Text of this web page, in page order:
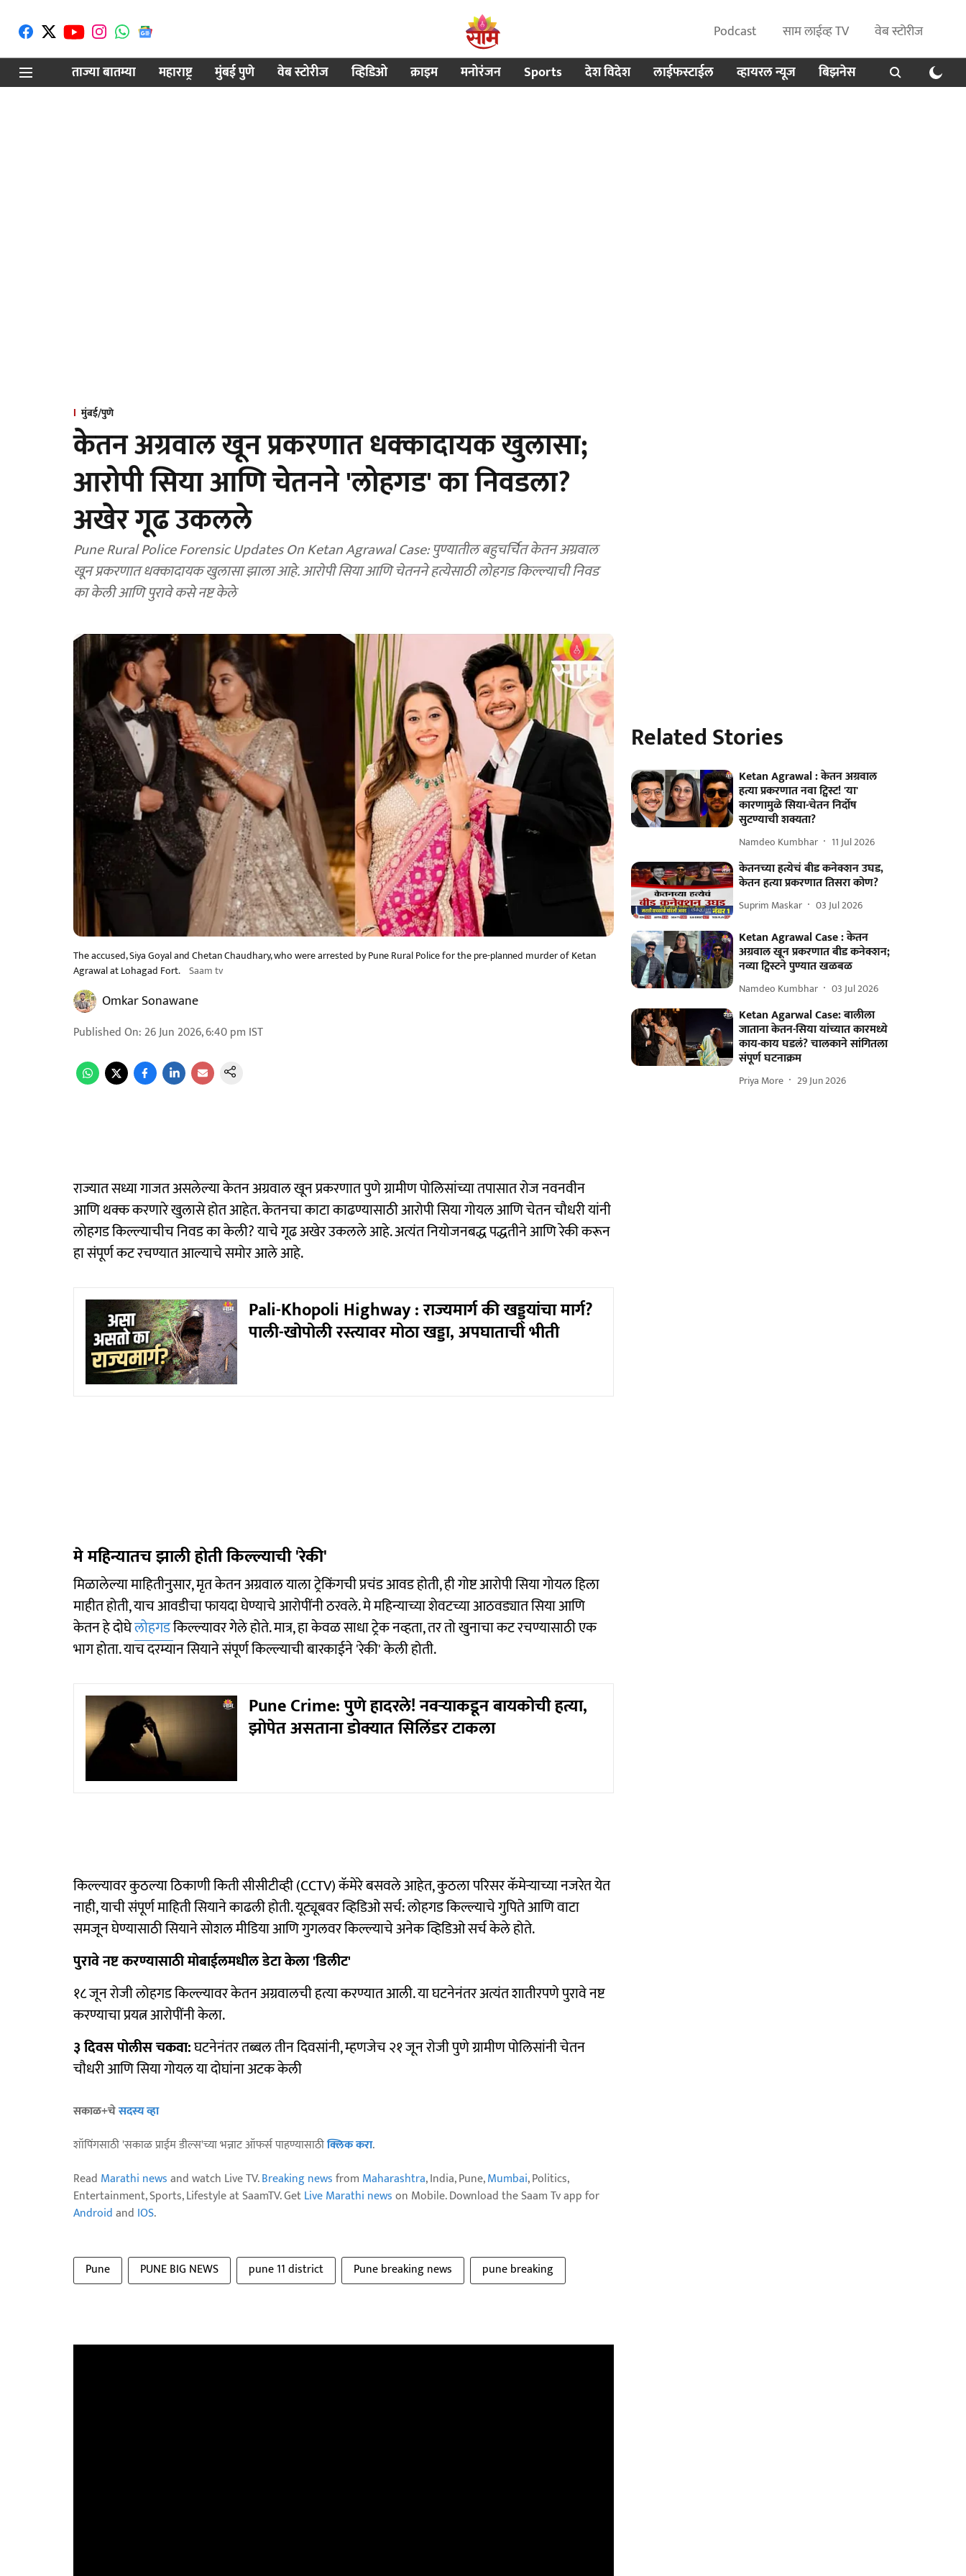
Podcast साम लाईव्ह TV
वेब स्टोरीज
ताज्या बातम्या
महाराष्ट्र मुंबई पुणे वेब स्टोरीज व्हिडिओ क्राइम मनोरंजन Sports देश विदेश लाईफस्टाईल व्हायरल न्यूज बिझनेस
मुंबई/पुणे
केतन अग्रवाल खून प्रकरणात धक्कादायक खुलासा;
आरोपी सिया आणि चेतनने 'लोहगड' का निवडला?
अखेर गूढ उकलले
Pune Rural Police Forensic Updates On Ketan Agrawal Case: पुण्यातील बहुचर्चित केतन अग्रवाल
खून प्रकरणात धक्कादायक खुलासा झाला आहे. आरोपी सिया आणि चेतनने हत्येसाठी लोहगड किल्ल्याची निवड
का केली आणि पुरावे कसे नष्ट केले
The accused, Siya Goyal and Chetan Chaudhary, who were arrested by Pune Rural Police for the pre-planned murder of Ketan
Agrawal at Lohagad Fort. Saam tv
Omkar Sonawane
Published On: 26 Jun 2026, 6:40 pm IST
राज्यात सध्या गाजत असलेल्या केतन अग्रवाल खून प्रकरणात पुणे ग्रामीण पोलिसांच्या तपासात रोज नवनवीन
आणि थक्क करणारे खुलासे होत आहेत. केतनचा काटा काढण्यासाठी आरोपी सिया गोयल आणि चेतन चौधरी यांनी
लोहगड किल्ल्याचीच निवड का केली? याचे गूढ अखेर उकलले आहे. अत्यंत नियोजनबद्ध पद्धतीने आणि रेकी करून
हा संपूर्ण कट रचण्यात आल्याचे समोर आले आहे.
Pali-Khopoli Highway : राज्यमार्ग की खड्ड्यांचा मार्ग?
पाली-खोपोली रस्त्यावर मोठा खड्डा, अपघाताची भीती
मे महिन्यातच झाली होती किल्ल्याची 'रेकी'
मिळालेल्या माहितीनुसार, मृत केतन अग्रवाल याला ट्रेकिंगची प्रचंड आवड होती, ही गोष्ट आरोपी सिया गोयल हिला
माहीत होती, याच आवडीचा फायदा घेण्याचे आरोपींनी ठरवले. मे महिन्याच्या शेवटच्या आठवड्यात सिया आणि
केतन हे दोघेलोहगडकिल्ल्यावर गेले होते. मात्र, हा केवळ साधा ट्रेक नव्हता, तर तो खुनाचा कट रचण्यासाठी एक
भाग होता. याच दरम्यान सियाने संपूर्ण किल्ल्याची बारकाईने 'रेकी' केली होती.
Pune Crime: पुणे हादरले! नवऱ्याकडून बायकोची हत्या,
झोपेत असताना डोक्यात सिलिंडर टाकला
किल्ल्यावर कुठल्या ठिकाणी किती सीसीटीव्ही (CCTV) कॅमेरे बसवले आहेत, कुठला परिसर कॅमेऱ्याच्या नजरेत येत
नाही, याची संपूर्ण माहिती सियाने काढली होती. यूट्यूबवर व्हिडिओ सर्च: लोहगड किल्ल्याचे गुपिते आणि वाटा
समजून घेण्यासाठी सियाने सोशल मीडिया आणि गुगलवर किल्ल्याचे अनेक व्हिडिओ सर्च केले होते.
पुरावे नष्ट करण्यासाठी मोबाईलमधील डेटा केला 'डिलीट'
१८ जून रोजी लोहगड किल्ल्यावर केतन अग्रवालची हत्या करण्यात आली. या घटनेनंतर अत्यंत शातीरपणे पुरावे नष्ट
करण्याचा प्रयत्न आरोपींनी केला.
३ दिवस पोलीस चकवा:घटनेनंतर तब्बल तीन दिवसांनी, म्हणजेच २१ जून रोजी पुणे ग्रामीण पोलिसांनी चेतन
चौधरी आणि सिया गोयल या दोघांना अटक केली
सकाळ+चेसदस्य व्हा
शॉपिंगसाठी 'सकाळ प्राईम डील्स'च्या भन्नाट ऑफर्स पाहण्यासाठीक्लिक करा.
Read Marathi newsand watch Live TV.Breaking newsfrom Maharashtra, India, Pune,Mumbai, Politics,
Entertainment, Sports, Lifestyle at SaamTV. GetLive Marathi newson Mobile. Download the Saam Tv app for
Androidand IOS.
Pune PUNE BIG NEWS pune 11 district Pune breaking news pune breaking
Related Stories
Ketan Agrawal : केतन अग्रवाल
हत्या प्रकरणात नवा ट्विस्ट! 'या'
कारणामुळे सिया-चेतन निर्दोष
सुटण्याची शक्यता?
Namdeo Kumbhar 11 Jul 2026
केतनच्या हत्येचं बीड कनेक्शन उघड,
केतन हत्या प्रकरणात तिसरा कोण?
Suprim Maskar 03 Jul 2026
Ketan Agrawal Case : केतन
अग्रवाल खून प्रकरणात बीड कनेक्शन;
नव्या ट्विस्टने पुण्यात खळबळ
Namdeo Kumbhar 03 Jul 2026
Ketan Agarwal Case: बालीला
जाताना केतन-सिया यांच्यात कारमध्ये
काय-काय घडलं? चालकाने सांगितला
संपूर्ण घटनाक्रम
Priya More 29 Jun 2026